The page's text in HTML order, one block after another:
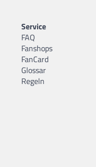
Service
FAQ
Fanshops
FanCard
Glossar
Regeln